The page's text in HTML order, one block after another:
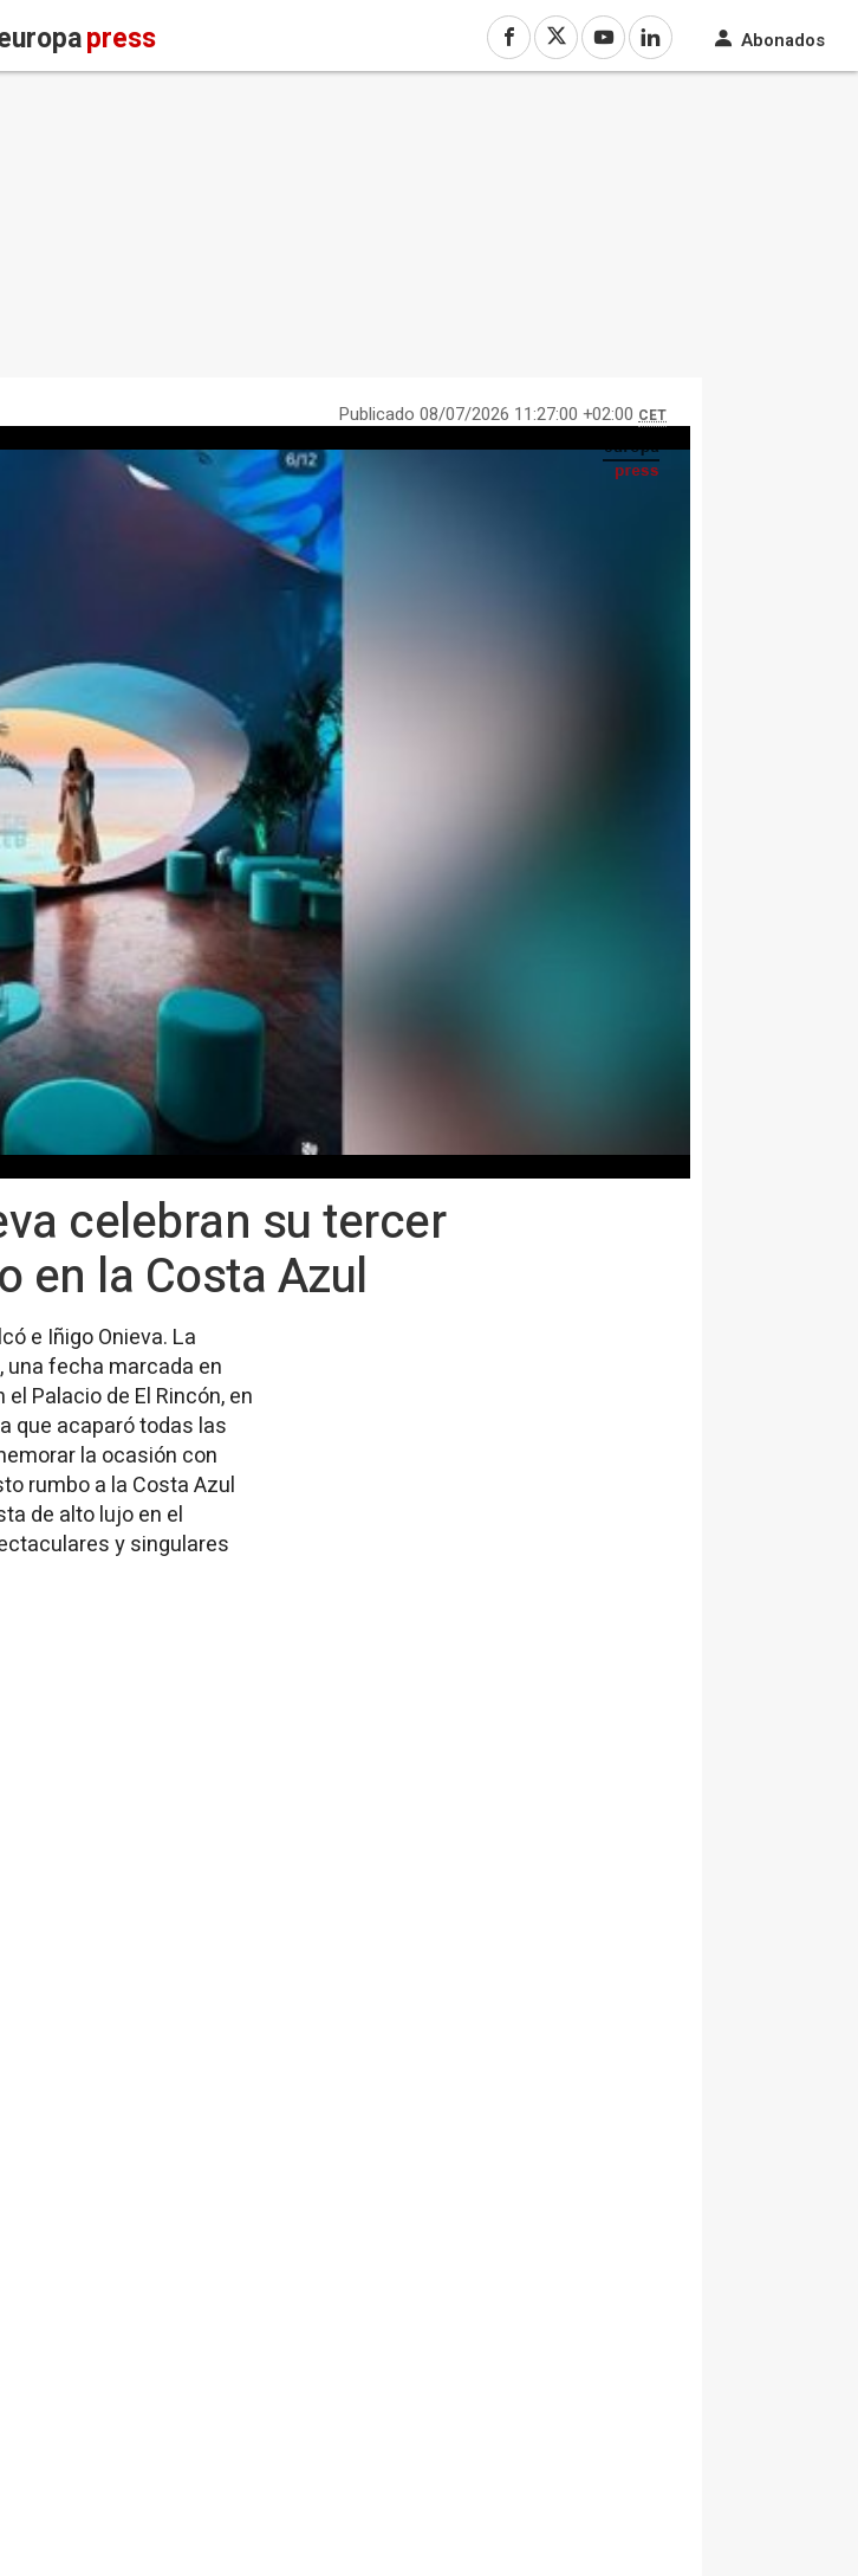
press Abonados
Publicado 08/07/2026 11:27:00 +02:00 CET
celebran su tercer
en la Costa Azul
e Iñigo Onieva. La
fecha marcada en
Palacio de El Rincón, en
que acaparó todas las
la ocasión con
rumbo a la Costa Azul
de alto lujo en el
y singulares